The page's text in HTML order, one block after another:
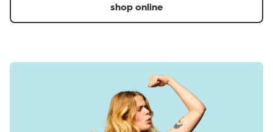
shop online